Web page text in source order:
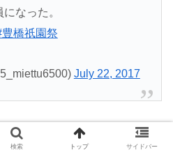
なった。
豊橋祇園祭
July 22, 2017
検索 トップ サイドバー